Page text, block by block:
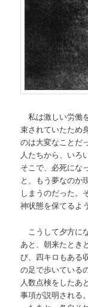
私は激しい労働
束されていたため
のは大変なことだ
人たちから、いろ
そこで、必死にな
と、もう夢なのか
しまうのだった。
神状態を保てるよ
こうして夕方に
あと、朝来たとき
び、四キロもある
の足で歩いている
人数点検をしたあ
事項が説明される